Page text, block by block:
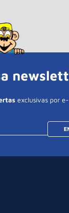
exclusivas por